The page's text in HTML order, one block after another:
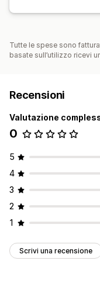
Tutte le spese sono
basate sull’utilizzo ricevi
Recensioni
Valutazione
0
5
4
3
2
1
Scrivi una recensione